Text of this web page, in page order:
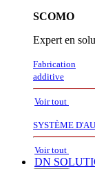
SCOMO
Expert en
Fabrication
additive
Voir tout
SYSTÈME
Voir tout
DN